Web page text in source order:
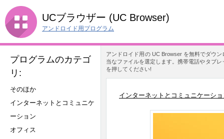
UCブラウザー (UC Browser)
アンドロイド用プログラム
プログラムのカテゴ
リ:
そのほか
インターネットとコミュニケ
ーション
オフィス
アンドロイド用の UC Browser を無料でダウ
当なファイルを選定します。携帯電話やタブ
を押してください!
インターネットとコミュニケーシ